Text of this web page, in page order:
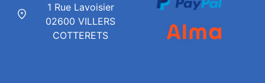
1 Rue Lavoisier
02600 VILLERS
COTTERETS